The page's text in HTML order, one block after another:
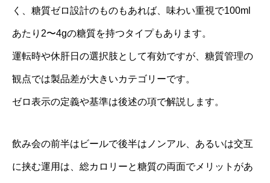
く、糖質ゼロ設計のものもあれば、味わい重視で100ml
あたり2〜4gの糖質を持つタイプもあります。
運転時や休肝日の選択肢として有効ですが、糖質管理の
観点では製品差が大きいカテゴリーです。
ゼロ表示の定義や基準は後述の項で解説します。
飲み会の前半はビールで後半はノンアル、あるいは交互
に挟む運用は、総カロリーと糖質の両面でメリットがあ